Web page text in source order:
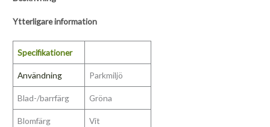
Ytterligare information
Specifikationer
Användning Parkmiljö
Blad-/barrfärg Gröna
Blomfärg Vit